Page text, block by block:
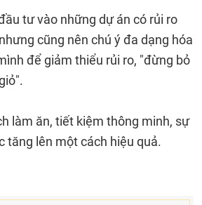
tư vào những dự án có rủi ro
cũng nên chú ý đa dạng hóa
để giảm thiểu rủi ro, "đừng bỏ
làm ăn, tiết kiệm thông minh, sự
tăng lên một cách hiệu quả.